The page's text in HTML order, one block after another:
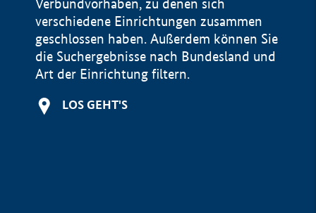
Verbundvorhaben, zu denen sich
verschiedene Einrichtungen zusammen
geschlossen haben. Außerdem können Sie
die Suchergebnisse nach Bundesland und
Art der Einrichtung filtern.
LOS GEHT'S